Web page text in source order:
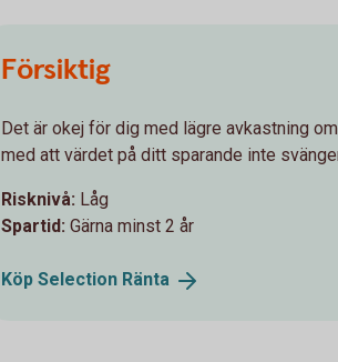
Försiktig
Det är okej för dig med lägre avkastning
med att värdet på ditt sparande inte
Risknivå: Låg
Spartid: Gärna minst 2 år
Köp Selection Ränta